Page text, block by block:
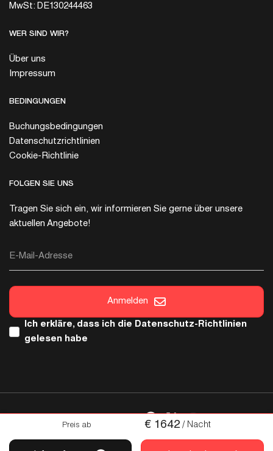
Preis ab € 1642 / Nacht
MwSt: DE130244463
WER SIND WIR?
Über uns
Impressum
BEDINGUNGEN
Buchungsbedingungen
Datenschutzrichtlinien
Cookie-Richtlinie
FOLGEN SIE UNS
Tragen Sie sich ein, wir informieren Sie gerne über unsere
aktuellen Angebote!
E-Mail-Adresse
Anmelden
Ich erkläre, dass ich die Datenschutz-Richtlinien
gelesen habe
Urheberrecht © 2026 Italica. Alle Rechte sind reserviert.